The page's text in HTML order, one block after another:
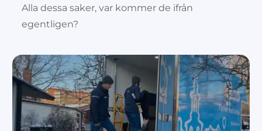
Alla dessa saker, var kommer de ifrån
egentligen?